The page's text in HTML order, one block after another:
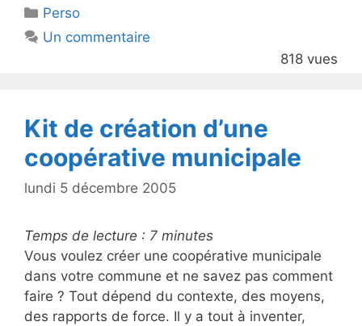
er
b
k
Catégories
Perso
Un commentaire
818 vues
Kit de création d’une
coopérative municipale
lundi 5 décembre 2005
Temps de lecture : 7 minutes
Vous voulez créer une coopérative municipale
dans votre commune et ne savez pas comment
faire ? Tout dépend du contexte, des moyens,
des rapports de force. Il y a tout à inventer,